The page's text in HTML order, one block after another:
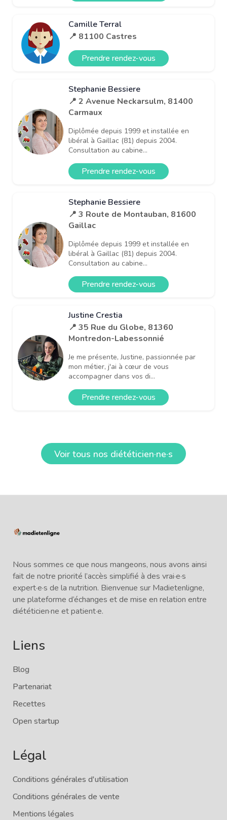
Camille Terral
📍 81100 Castres
Prendre rendez-vous
Stephanie Bessiere
📍 2 Avenue Neckarsulm, 81400
Carmaux
Diplômée depuis 1999 et installée en
libéral à Gaillac (81) depuis 2004.
Consultation au cabine...
Prendre rendez-vous
Stephanie Bessiere
📍 3 Route de Montauban, 81600
Gaillac
Diplômée depuis 1999 et installée en
libéral à Gaillac (81) depuis 2004.
Consultation au cabine...
Prendre rendez-vous
Justine Crestia
📍 35 Rue du Globe, 81360
Montredon-Labessonnié
Je me présente, Justine, passionnée par
mon métier, j'ai à cœur de vous
accompagner dans vos di...
Prendre rendez-vous
Voir tous nos diététicien·ne·s
Nous sommes ce que nous mangeons, nous avons ainsi
fait de notre priorité l’accès simplifié à des vrai·e·s
expert·e·s de la nutrition. Bienvenue sur Madietenligne,
une plateforme d’échanges et de mise en relation entre
diététicien·ne et patient·e.
Liens
Blog
Partenariat
Recettes
Open startup
Légal
Conditions générales d'utilisation
Conditions générales de vente
Mentions légales